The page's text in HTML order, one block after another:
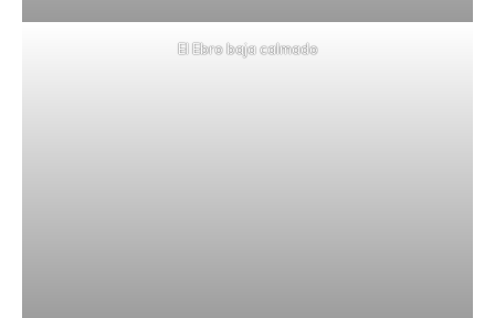
El Ebro baja calmado